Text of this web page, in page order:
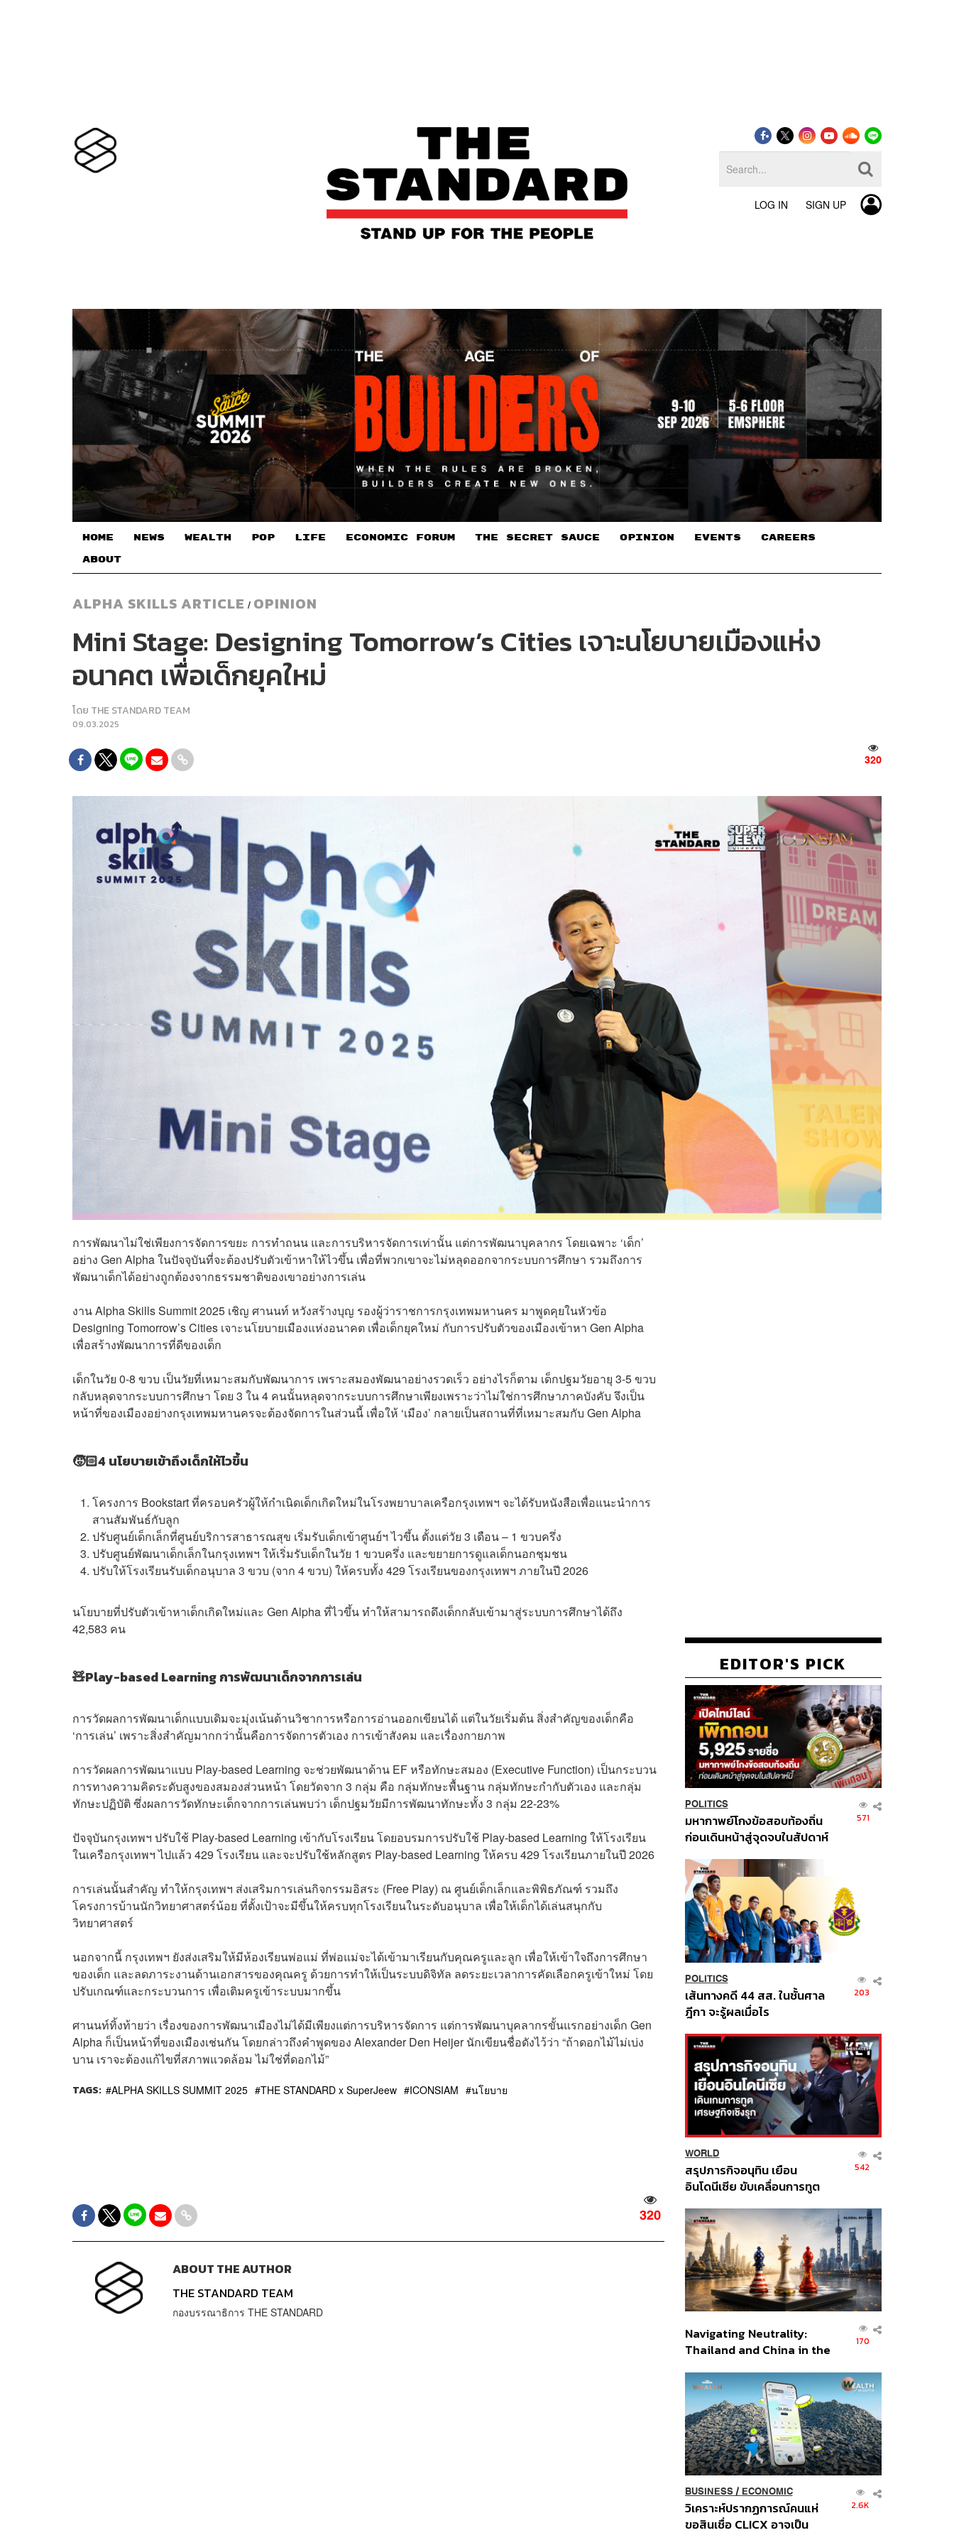
LOG IN SIGN UP
HOME NEWS WEALTH POP LIFE ECONOMIC FORUM THE SECRET SAUCE​ OPINION EVENTS CAREERS
ABOUT
ALPHA SKILLS ARTICLE / OPINION
Mini Stage: Designing Tomorrow’s Cities เจาะนโยบายเมืองแห่ง
อนาคต เพื่อเด็กยุคใหม่
โดย THE STANDARD TEAM
09.03.2025
320
การพัฒนาไม่ใช่เพียงการจัดการขยะ การทำถนน และการบริหารจัดการเท่านั้น แต่การพัฒนาบุคลากร โดยเฉพาะ ‘เด็ก’
อย่าง Gen Alpha ในปัจจุบันที่จะต้องปรับตัวเข้าหาให้ไวขึ้น เพื่อที่พวกเขาจะไม่หลุดออกจากระบบการศึกษา รวมถึงการ
พัฒนาเด็กได้อย่างถูกต้องจากธรรมชาติของเขาอย่างการเล่น
งาน Alpha Skills Summit 2025 เชิญ ศานนท์ หวังสร้างบุญ รองผู้ว่าราชการกรุงเทพมหานคร มาพูดคุยในหัวข้อ
Designing Tomorrow’s Cities เจาะนโยบายเมืองแห่งอนาคต เพื่อเด็กยุคใหม่ กับการปรับตัวของเมืองเข้าหา Gen Alpha
เพื่อสร้างพัฒนาการที่ดีของเด็ก
เด็กในวัย 0-8 ขวบ เป็นวัยที่เหมาะสมกับพัฒนาการ เพราะสมองพัฒนาอย่างรวดเร็ว อย่างไรก็ตาม เด็กปฐมวัยอายุ 3-5 ขวบ
กลับหลุดจากระบบการศึกษา โดย 3 ใน 4 คนนั้นหลุดจากระบบการศึกษาเพียงเพราะว่าไม่ใช่การศึกษาภาคบังคับ จึงเป็น
หน้าที่ของเมืองอย่างกรุงเทพมหานครจะต้องจัดการในส่วนนี้ เพื่อให้ ‘เมือง’ กลายเป็นสถานที่ที่เหมาะสมกับ Gen Alpha
🧒🏻4 นโยบายเข้าถึงเด็กให้ไวขึ้น
โครงการ Bookstart ที่ครอบครัวผู้ให้กำเนิดเด็กเกิดใหม่ในโรงพยาบาลเครือกรุงเทพฯ จะได้รับหนังสือเพื่อแนะนำการ
สานสัมพันธ์กับลูก
ปรับศูนย์เด็กเล็กที่ศูนย์บริการสาธารณสุข เริ่มรับเด็กเข้าศูนย์ฯ ไวขึ้น ตั้งแต่วัย 3 เดือน – 1 ขวบครึ่ง
ปรับศูนย์พัฒนาเด็กเล็กในกรุงเทพฯ ให้เริ่มรับเด็กในวัย 1 ขวบครึ่ง และขยายการดูแลเด็กนอกชุมชน
ปรับให้โรงเรียนรับเด็กอนุบาล 3 ขวบ (จาก 4 ขวบ) ให้ครบทั้ง 429 โรงเรียนของกรุงเทพฯ ภายในปี 2026
นโยบายที่ปรับตัวเข้าหาเด็กเกิดใหม่และ Gen Alpha ที่ไวขึ้น ทำให้สามารถดึงเด็กกลับเข้ามาสู่ระบบการศึกษาได้ถึง
42,583 คน
🧸Play-based Learning การพัฒนาเด็กจากการเล่น
การวัดผลการพัฒนาเด็กแบบเดิมจะมุ่งเน้นด้านวิชาการหรือการอ่านออกเขียนได้ แต่ในวัยเริ่มต้น สิ่งสำคัญของเด็กคือ
‘การเล่น’ เพราะสิ่งสำคัญมากกว่านั้นคือการจัดการตัวเอง การเข้าสังคม และเรื่องกายภาพ
การวัดผลการพัฒนาแบบ Play-based Learning จะช่วยพัฒนาด้าน EF หรือทักษะสมอง (Executive Function) เป็นกระบวน
การทางความคิดระดับสูงของสมองส่วนหน้า โดยวัดจาก 3 กลุ่ม คือ กลุ่มทักษะพื้นฐาน กลุ่มทักษะกำกับตัวเอง และกลุ่ม
ทักษะปฏิบัติ ซึ่งผลการวัดทักษะเด็กจากการเล่นพบว่า เด็กปฐมวัยมีการพัฒนาทักษะทั้ง 3 กลุ่ม 22-23%
ปัจจุบันกรุงเทพฯ ปรับใช้ Play-based Learning เข้ากับโรงเรียน โดยอบรมการปรับใช้ Play-based Learning ให้โรงเรียน
ในเครือกรุงเทพฯ ไปแล้ว 429 โรงเรียน และจะปรับใช้หลักสูตร Play-based Learning ให้ครบ 429 โรงเรียนภายในปี 2026
การเล่นนั้นสำคัญ ทำให้กรุงเทพฯ ส่งเสริมการเล่นกิจกรรมอิสระ (Free Play) ณ ศูนย์เด็กเล็กและพิพิธภัณฑ์ รวมถึง
โครงการบ้านนักวิทยาศาสตร์น้อย ที่ตั้งเป้าจะมีขึ้นให้ครบทุกโรงเรียนในระดับอนุบาล เพื่อให้เด็กได้เล่นสนุกกับ
วิทยาศาสตร์
นอกจากนี้ กรุงเทพฯ ยังส่งเสริมให้มีห้องเรียนพ่อแม่ ที่พ่อแม่จะได้เข้ามาเรียนกับคุณครูและลูก เพื่อให้เข้าใจถึงการศึกษา
ของเด็ก และลดภาระงานด้านเอกสารของคุณครู ด้วยการทำให้เป็นระบบดิจิทัล ลดระยะเวลาการคัดเลือกครูเข้าใหม่ โดย
ปรับเกณฑ์และกระบวนการ เพื่อเติมครูเข้าระบบมากขึ้น
ศานนท์ทิ้งท้ายว่า เรื่องของการพัฒนาเมืองไม่ได้มีเพียงแต่การบริหารจัดการ แต่การพัฒนาบุคลากรขั้นแรกอย่างเด็ก Gen
Alpha ก็เป็นหน้าที่ของเมืองเช่นกัน โดยกล่าวถึงคำพูดของ Alexander Den Heijer นักเขียนชื่อดังไว้ว่า “ถ้าดอกไม้ไม่เบ่ง
บาน เราจะต้องแก้ไขที่สภาพแวดล้อม ไม่ใช่ที่ดอกไม้”
TAGS: ALPHA SKILLS SUMMIT 2025 THE STANDARD x SuperJeew ICONSIAM นโยบาย
320
ABOUT THE AUTHOR
THE STANDARD TEAM
กองบรรณาธิการ THE STANDARD
EDITOR'S PICK
POLITICS
มหากาพย์โกงข้อสอบท้องถิ่น
ก่อนเดินหน้าสู่จุดจบในสัปดาห์
571
POLITICS
เส้นทางคดี 44 สส. ในชั้นศาล
ฎีกา จะรู้ผลเมื่อไร
203
WORLD
สรุปภารกิจอนุทิน เยือน
อินโดนีเซีย ขับเคลื่อนการทูต
ส่วนยุทธศาสตร์ไทย –
อินโดนีเซีย
542
Navigating Neutrality:
Thailand and China in the
Order
170
BUSINESS/ ECONOMIC
วิเคราะห์ปรากฏการณ์คนแห่
ขอสินเชื่อ CLICX อาจเป็น
2.6K